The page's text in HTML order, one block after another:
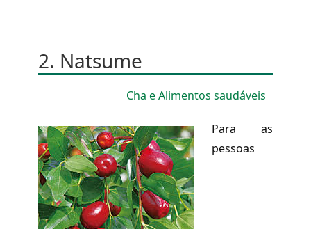
2. Natsume
Cha e Alimentos saudáveis
Para as
pessoas